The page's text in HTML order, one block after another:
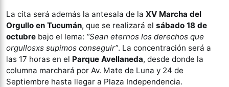
La cita será además la antesala de la XV Marcha del
Orgullo en Tucumán, que se realizará el sábado 18 de
octubre bajo el lema: “Sean eternos los derechos que
orgullosxs supimos conseguir”. La concentración será a
las 17 horas en el Parque Avellaneda, desde donde la
columna marchará por Av. Mate de Luna y 24 de
Septiembre hasta llegar a Plaza Independencia.